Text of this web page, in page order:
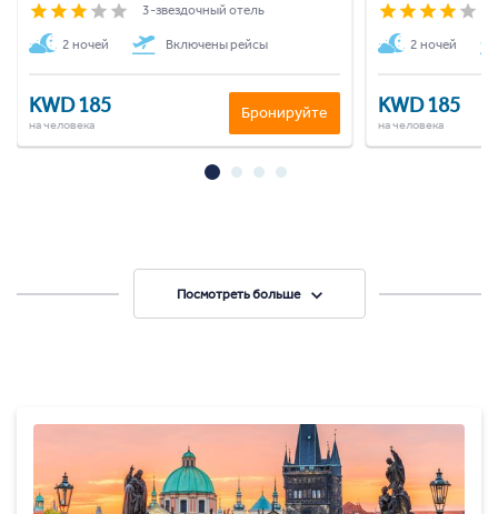
3-звездочный отель
2 ночей Включены рейсы
KWD 185
на человека
Бронируйте
2 ночей
KWD 185
на человека
Посмотреть больше